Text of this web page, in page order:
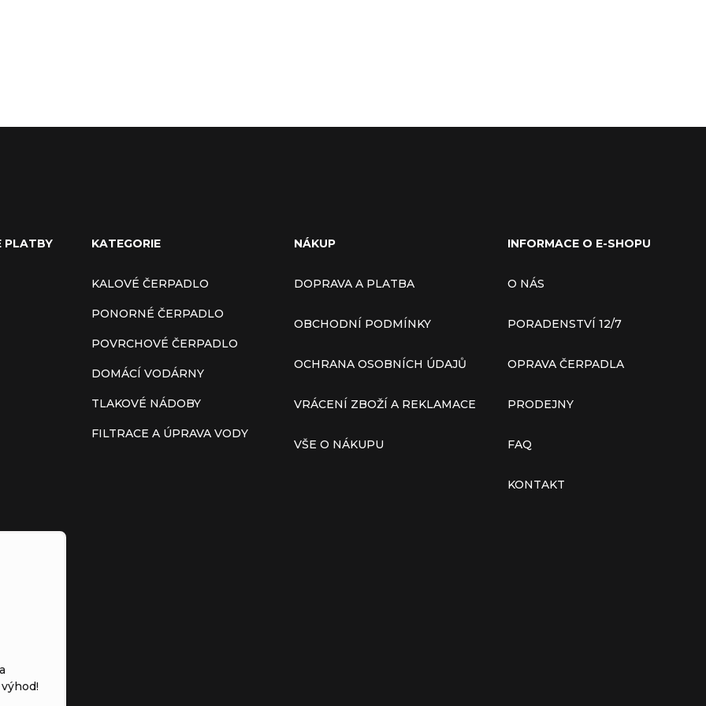
PLATBY KATEGORIE
KALOVÉ ČERPADLO
PONORNÉ ČERPADLO
POVRCHOVÉ ČERPADLO
DOMÁCÍ VODÁRNY
TLAKOVÉ NÁDOBY
FILTRACE A ÚPRAVA VODY
NÁKUP
DOPRAVA A PLATBA
OBCHODNÍ PODMÍNKY
OCHRANA OSOBNÍCH ÚDAJŮ
VRÁCENÍ ZBOŽÍ A REKLAMACE
VŠE O NÁKUPU
INFORMACE O E-SHOPU
O NÁS
PORADENSTVÍ 12/7
OPRAVA ČERPADLA
PRODEJNY
FAQ
KONTAKT